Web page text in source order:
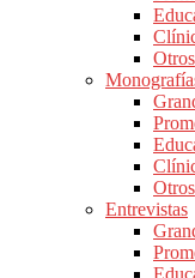
Otros
Otros
Entrevistas